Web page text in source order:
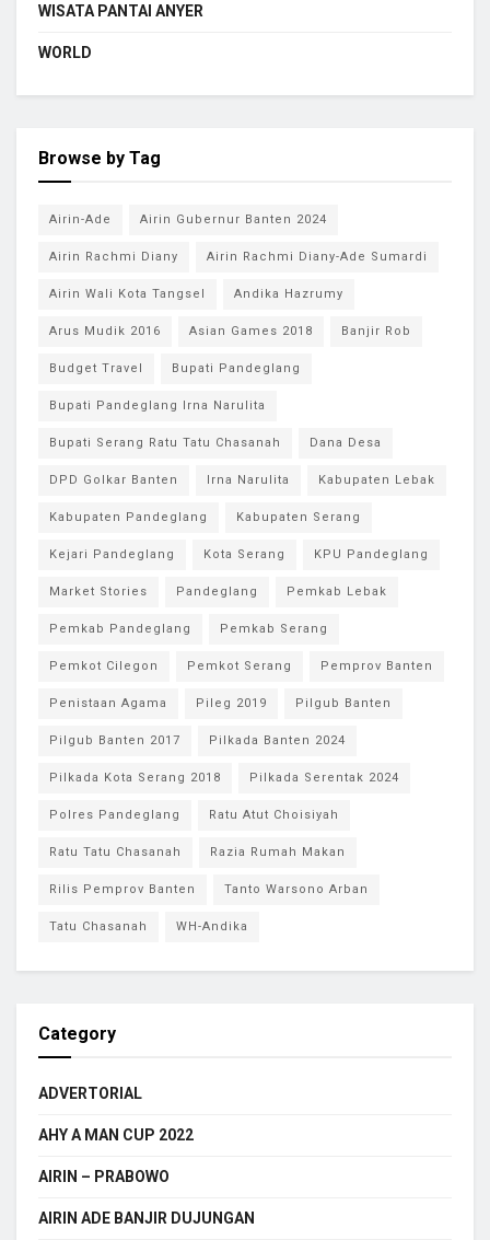
WISATA PANTAI ANYER
WORLD
Browse by Tag
Airin-Ade Airin Gubernur Banten 2024
Airin Rachmi Diany Airin Rachmi Diany-Ade Sumardi
Airin Wali Kota Tangsel Andika Hazrumy
Arus Mudik 2016 Asian Games 2018 Banjir Rob
Budget Travel Bupati Pandeglang
Bupati Pandeglang Irna Narulita
Bupati Serang Ratu Tatu Chasanah Dana Desa
DPD Golkar Banten Irna Narulita Kabupaten Lebak
Kabupaten Pandeglang Kabupaten Serang
Kejari Pandeglang Kota Serang KPU Pandeglang
Market Stories Pandeglang Pemkab Lebak
Pemkab Pandeglang Pemkab Serang
Pemkot Cilegon Pemkot Serang Pemprov Banten
Penistaan Agama Pileg 2019 Pilgub Banten
Pilgub Banten 2017 Pilkada Banten 2024
Pilkada Kota Serang 2018 Pilkada Serentak 2024
Polres Pandeglang Ratu Atut Choisiyah
Ratu Tatu Chasanah Razia Rumah Makan
Rilis Pemprov Banten Tanto Warsono Arban
Tatu Chasanah WH-Andika
Category
ADVERTORIAL
AHY A MAN CUP 2022
AIRIN – PRABOWO
AIRIN ADE BANJIR DUJUNGAN